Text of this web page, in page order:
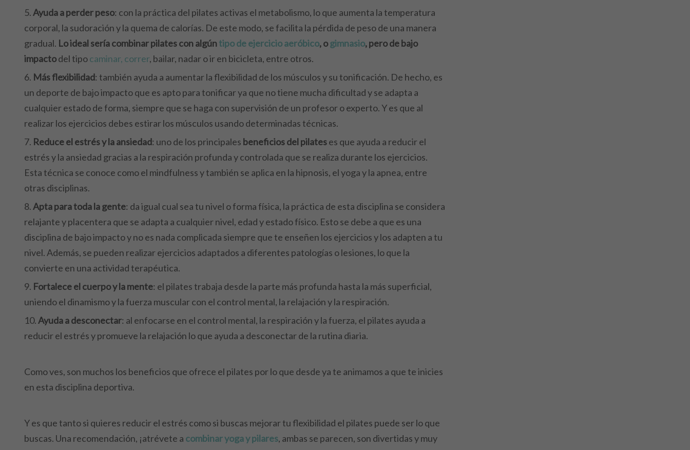
Ayuda a perder peso: con la práctica del pilates activas el metabolismo, lo que aumenta la temperatura
corporal, la sudoración y la quema de calorías. De este modo, se facilita la pérdida de peso de una manera
gradual. Lo ideal sería combinar pilates con algúntipo de ejercicio aeróbico, ogimnasio, pero de bajo
impactodel tipocaminar, correr, bailar, nadar o ir en bicicleta, entre otros.
Más flexibilidad: también ayuda a aumentar la flexibilidad de los músculos y su tonificación. De hecho, es
un deporte de bajo impacto que es apto para tonificar ya que no tiene mucha dificultad y se adapta a
cualquier estado de forma, siempre que se haga con supervisión de un profesor o experto.Y es que al
realizar los ejercicios debes estirar los músculos usando determinadas técnicas.
Reduce el estrés y la ansiedad: uno de los principales beneficios del pilateses que ayuda a reducir el
estrés y la ansiedad gracias a la respiración profunda y controlada que se realiza durante los ejercicios.
Esta técnica se conoce como el mindfulness y también se aplica en la hipnosis, el yoga y la apnea, entre
otras disciplinas.
Apta para toda la gente: da igual cual sea tu nivel o forma física, la práctica de esta disciplina se considera
relajante y placentera que se adapta a cualquier nivel, edad y estado físico. Esto se debe a que es una
disciplina de bajo impacto y no es nada complicada siempre que te enseñen los ejercicios y los adapten a tu
nivel. Además, se pueden realizar ejercicios adaptados a diferentes patologías o lesiones, lo que la
convierte en una actividad terapéutica.
Fortalece el cuerpo y la mente: el pilates trabaja desde la parte más profunda hasta la más superficial,
uniendo el dinamismo y la fuerza muscular con el control mental, la relajación y la respiración.
Ayuda a desconectar: al enfocarse en el control mental, la respiración y la fuerza, el pilates ayuda a
reducir el estrés y promueve la relajación lo que ayuda a desconectar de la rutina diaria.
Como ves, son muchos los beneficios que ofrece el pilates por lo que desde ya te animamos a que te inicies
en esta disciplina deportiva.
Y es que tanto si quieres reducir el estrés como si buscas mejorar tu flexibilidad el pilates puede ser lo que
buscas. Una recomendación, ¡atrévete a combinar yoga y pilares, ambas se parecen, son divertidas y muy